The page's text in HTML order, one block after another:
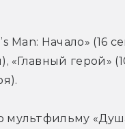
Man: Начало» (16
«Главный герой»
мультфильму